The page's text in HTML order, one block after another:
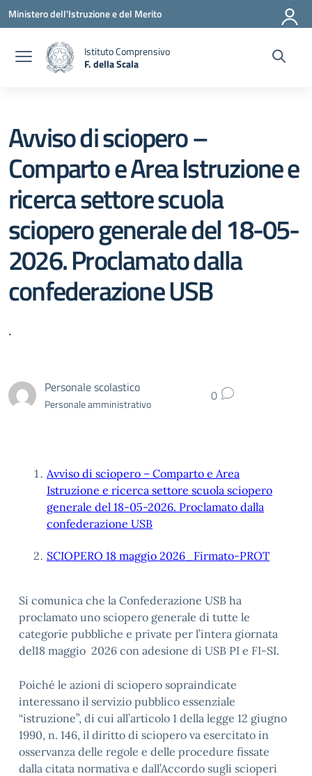
Vai ai contenuti
Vai al menu di navigazione
Vai al footer
Ministero dell'Istruzione e del Merito
Istituto Comprensivo
F. della Scala
Avviso di sciopero –
Comparto e Area Istruzione e
ricerca settore scuola
sciopero generale del 18-05-
2026. Proclamato dalla
confederazione USB
.
Personale scolastico
Personale amministrativo 0
Avviso di sciopero – Comparto e Area
Istruzione e ricerca settore scuola sciopero
generale del 18-05-2026. Proclamato dalla
confederazione USB
SCIOPERO 18 maggio 2026_Firmato-PROT
Si comunica che la Confederazione USB ha
proclamato uno sciopero generale di tutte le
categorie pubbliche e private per l’intera giornata
del18 maggio 2026 con adesione di USB PI e FI-SI.
Poiché le azioni di sciopero sopraindicate
interessano il servizio pubblico essenziale
“istruzione”, di cui all’articolo 1 della legge 12 giugno
1990, n. 146, il diritto di sciopero va esercitato in
osservanza delle regole e delle procedure fissate
dalla citata normativa e dall’Accordo sugli scioperi